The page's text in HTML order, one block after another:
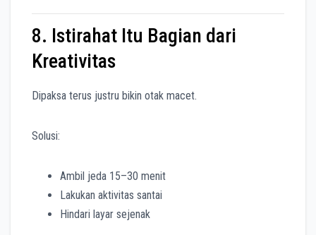
8. Istirahat Itu Bagian dari
Kreativitas
Dipaksa terus justru bikin otak macet.
Solusi:
Ambil jeda 15–30 menit
Lakukan aktivitas santai
Hindari layar sejenak